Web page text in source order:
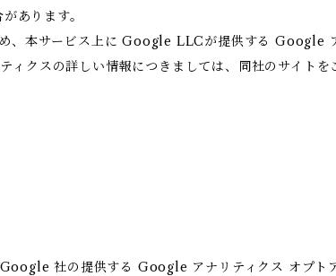
あります。
、本サービス上に Google LLCが提供する Google
クスの詳しい情報につきましては、同社のサイトを
社の提供する Google アナリティクス オプト